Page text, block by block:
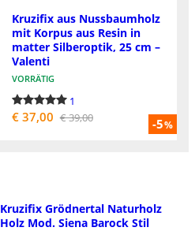
-5%
Kruzifix aus Nussbaumholz
mit Korpus aus Resin in
matter Silberoptik, 25 cm –
Valenti
VORRÄTIG
1
€ 37,00 € 39,00
Kruzifix Grödnertal Naturholz
Holz Mod. Siena Barock Stil